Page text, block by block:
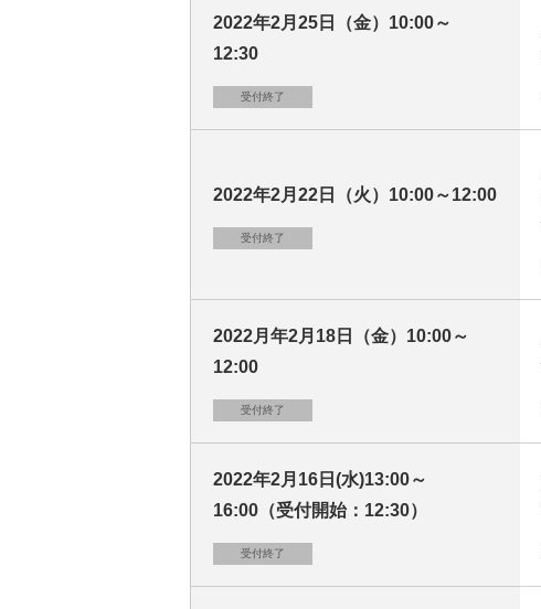
2022年2月25日（金）10:00～
12:30
受付終了
2022年2月22日（火）10:00～12:00
受付終了
2022月年2月18日（金）10:00～
12:00
受付終了
2022年2月16日(水)13:00～
16:00（受付開始：12:30）
受付終了